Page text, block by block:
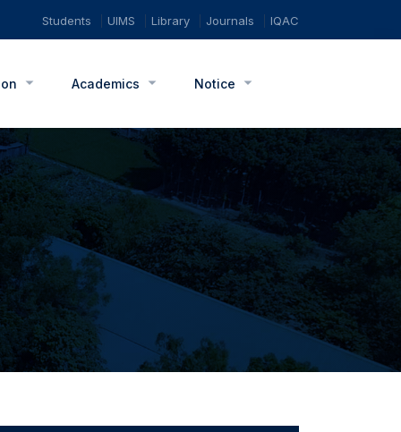
Students UIMS Library Journals IQAC
Academics Notice